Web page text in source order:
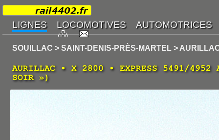
SOUILLAC > SAINT-DENIS-PRÈS-MARTEL >
AURILLAC • X 2800 • EXPRESS 5491/4952
SOIR »)